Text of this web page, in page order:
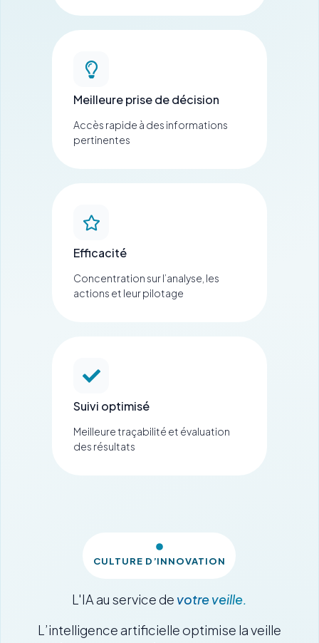
CULTURE D’INNOVATION
L'IA au service de votre veille.
L’intelligence artificielle optimise la veille
Meilleure prise de décision
Accès rapide à des informations
pertinentes
Efficacité
Concentration sur l’analyse, les
actions et leur pilotage
Suivi optimisé
Meilleure traçabilité et évaluation
des résultats